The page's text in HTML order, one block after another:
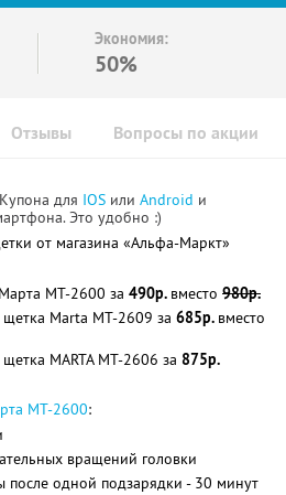
Экономия:
50%
Отзывы Вопросы по акции
для IOS или Android и
Это удобно :)
от магазина «Альфа-Маркт»
MT-2600 за 490р. вместо 980р.
щетка Marta MT-2609 за 685р. вместо
MARTA MT-2606 за 875р.
MT-2600:
вращений головки
после одной подзарядки - 30 минут